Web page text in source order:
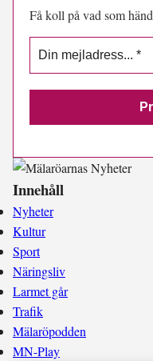
Få koll på vad som
Innehåll
Nyheter
Kultur
Sport
Näringsliv
Larmet går
Trafik
Mälaröpodden
MN-Play